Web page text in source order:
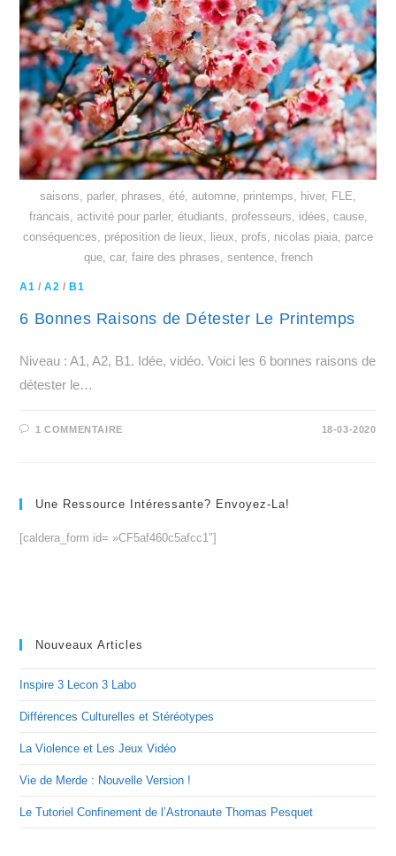
saisons, parler, phrases, été, automne, printemps, hiver, FLE,
francais, activité pour parler, étudiants, professeurs, idées, cause,
conséquences, préposition de lieux, lieux, profs, nicolas piaia, parce
que, car, faire des phrases, sentence, french
A1 /A2 /B1
6 Bonnes Raisons de Détester Le Printemps
Niveau : A1, A2, B1. Idée, vidéo. Voici les 6 bonnes raisons de
détester le…
1 COMMENTAIRE 18-03-2020
Une Ressource Intéressante? Envoyez-La!
[caldera_form id= »CF5af460c5afcc1″]
Nouveaux Articles
Inspire 3 Lecon 3 Labo
Différences Culturelles et Stéréotypes
La Violence et Les Jeux Vidéo
Vie de Merde : Nouvelle Version !
Le Tutoriel Confinement de l’Astronaute Thomas Pesquet